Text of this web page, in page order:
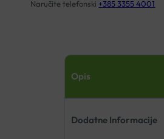
Naručite telefonski +385 3355 4001
Opis
Dodatne Informacije